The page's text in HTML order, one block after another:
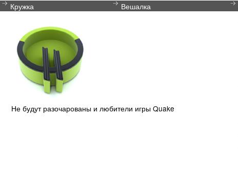
Кружка Вешалка
Не будут разочарованы и любители игры Quake